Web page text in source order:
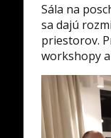
Sála na
sa dajú
priestorov.
workshopy